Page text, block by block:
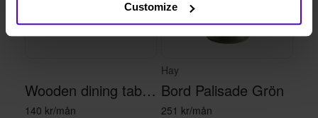
Customize
Wooden dining table - black/brown
140 kr/mån
Hay
Bord Palisade Grön
251 kr/mån